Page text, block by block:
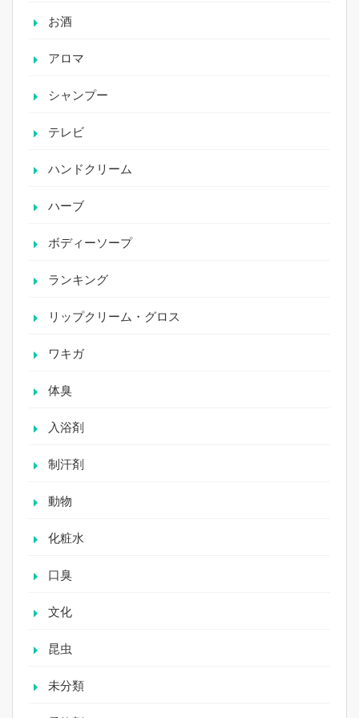
お酒
アロマ
シャンプー
テレビ
ハンドクリーム
ハーブ
ボディーソープ
ランキング
リップクリーム・グロス
ワキガ
体臭
入浴剤
制汗剤
動物
化粧水
口臭
文化
昆虫
未分類